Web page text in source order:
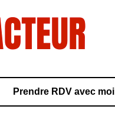
Prendre RDV avec moi